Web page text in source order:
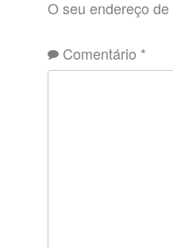
O seu endereço
Comentário *